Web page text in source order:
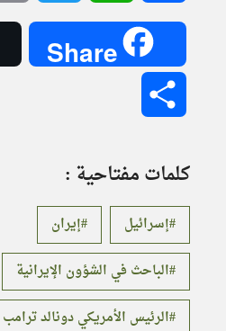
Share
كلمات مفتاحية :
إسرائيل
إيران
الباحث في الشؤون الإيرانية
الرئيس الأمريكي دونالد ترامب